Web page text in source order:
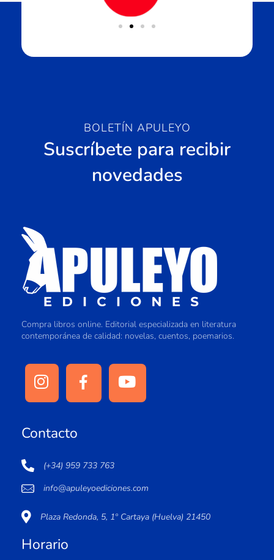
BOLETÍN APULEYO
Suscríbete para recibir
novedades
Compra libros online. Editorial especializada en literatura
contemporánea de calidad: novelas, cuentos, poemarios.
Contacto
(+34) 959 733 763
info@apuleyoediciones.com
Plaza Redonda, 5, 1º Cartaya (Huelva) 21450
Horario